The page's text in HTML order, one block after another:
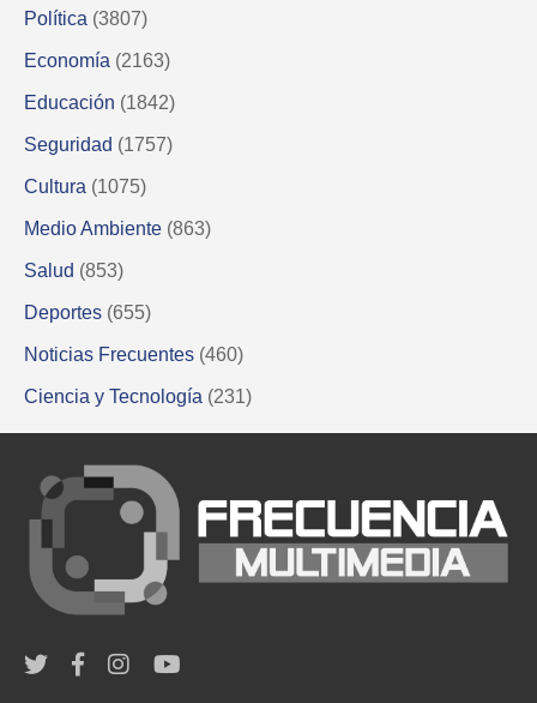
Política (3807)
Economía (2163)
Educación (1842)
Seguridad (1757)
Cultura (1075)
Medio Ambiente (863)
Salud (853)
Deportes (655)
Noticias Frecuentes (460)
Ciencia y Tecnología (231)